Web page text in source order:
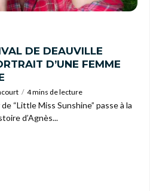
DE DEAUVILLE
D’UNE FEMME
4 mins de lecture
“Little Miss Sunshine” passe à la
d’Agnès...